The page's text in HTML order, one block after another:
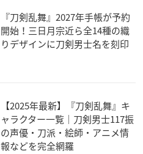
『刀剣乱舞』2027年手帳が予約
開始！三日月宗近ら全14種の織
りデザインに刀剣男士名を刻印
【2025年最新】『刀剣乱舞』キ
ャラクター一覧｜刀剣男士117振
の声優・刀派・絵師・アニメ情
報などを完全網羅